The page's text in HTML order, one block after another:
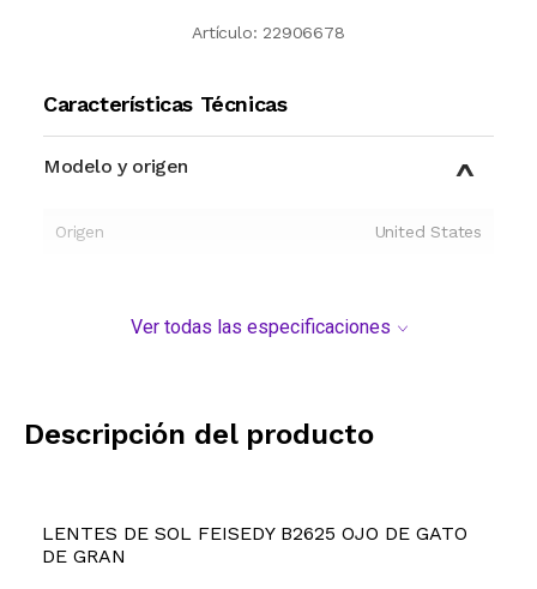
Artículo: 22906678
Características Técnicas
Modelo y origen
Origen United States
Ver todas las especificaciones
Descripción del producto
LENTES DE SOL FEISEDY B2625 OJO DE GATO
DE GRAN